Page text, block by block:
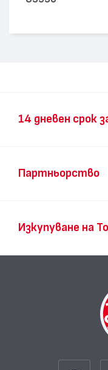
14 дневен срок
Партньорство
Изкупуване на